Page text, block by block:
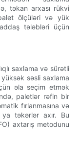
təkan arxası rükvi
ölçüləri və yük
tələbləri üçün
saxlama və sürətli
yüksək səsli saxlama
əla seçim etmək
paletlər rəfin bir
fırlanmasına və
təkərlər axır. Bu
axtarış metodunu